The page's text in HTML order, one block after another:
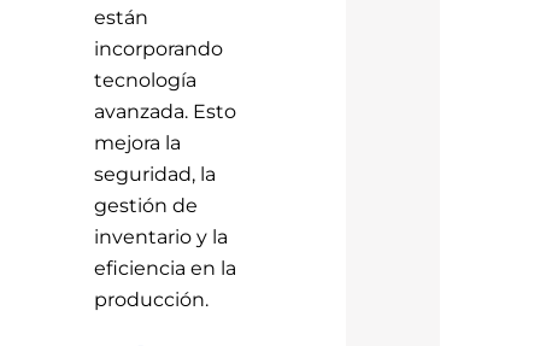
están
incorporando
tecnología
avanzada. Esto
mejora la
seguridad, la
gestión de
inventario y la
eficiencia en la
producción.